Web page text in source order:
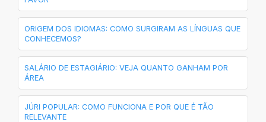
ORIGEM DOS IDIOMAS: COMO SURGIRAM AS LÍNGUAS QUE
CONHECEMOS?
SALÁRIO DE ESTAGIÁRIO: VEJA QUANTO GANHAM POR
ÁREA
JÚRI POPULAR: COMO FUNCIONA E POR QUE É TÃO
RELEVANTE